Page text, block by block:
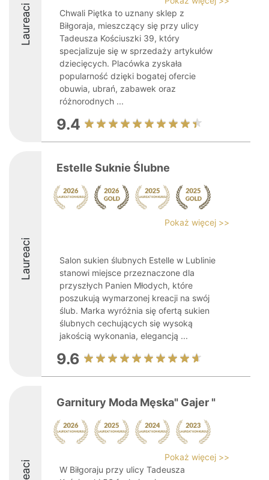
Laureaci
Chwali Piętka to uznany sklep z
Biłgoraja, mieszczący się przy ulicy
Tadeusza Kościuszki 39, który
specjalizuje się w sprzedaży artykułów
dziecięcych. Placówka zyskała
popularność dzięki bogatej ofercie
obuwia, ubrań, zabawek oraz
różnorodnych ...
9.4
Laureaci
Estelle Suknie Ślubne
Pokaż więcej >>
Salon sukien ślubnych Estelle w Lublinie
stanowi miejsce przeznaczone dla
przyszłych Panien Młodych, które
poszukują wymarzonej kreacji na swój
ślub. Marka wyróżnia się ofertą sukien
ślubnych cechujących się wysoką
jakością wykonania, elegancją ...
9.6
Garnitury Moda Męska" Gajer "
Pokaż więcej >>
W Biłgoraju przy ulicy Tadeusza